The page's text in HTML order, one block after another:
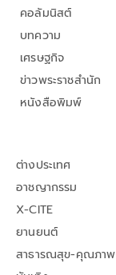
คอลัมนิสต์
บทความ
เศรษฐกิจ
ข่าวพระราชสำนัก
หนังสือพิมพ์
ต่างประเทศ
อาชญากรรม
X-CITE
ยานยนต์
สาธารณสุข-คุณภา